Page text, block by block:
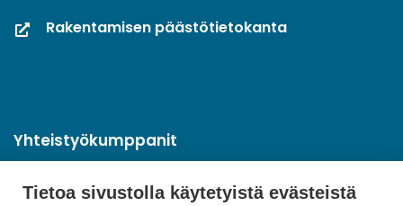
Tietoa sivustolla käytetyistä evästeistä
Rakentamisen päästötietokanta
Yhteistyökumppanit